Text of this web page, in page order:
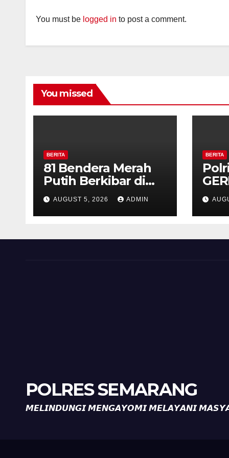
You must be logged in to post a comment.
You missed
BERITA
81 Bendera Merah
Putih Berkibar di
MIN 3 Semarang,
Bhabinkamtibmas
Desa Timpik Hadiri
AUGUST 5, 2026 ADMIN
BERITA
di
POLRES SEMARANG
𝙈𝙀𝙇𝙄𝙉𝘿𝙐𝙉𝙂𝙄 𝙈𝙀𝙉𝙂𝘼𝙔𝙊𝙈𝙄 𝙈𝙀𝙇𝘼𝙔𝘼𝙉𝙄